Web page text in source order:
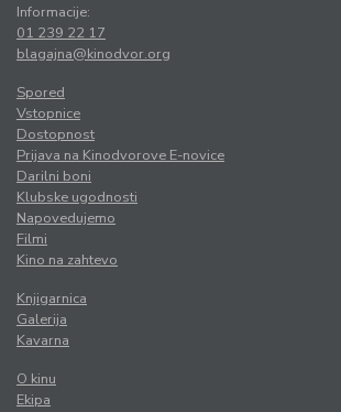
Informacije:
01 239 22 17
blagajna@kinodvor.org
Spored
Vstopnice
Dostopnost
Prijava na Kinodvorove E-novice
Darilni boni
Klubske ugodnosti
Napovedujemo
Filmi
Kino na zahtevo
Knjigarnica
Galerija
Kavarna
O kinu
Ekipa